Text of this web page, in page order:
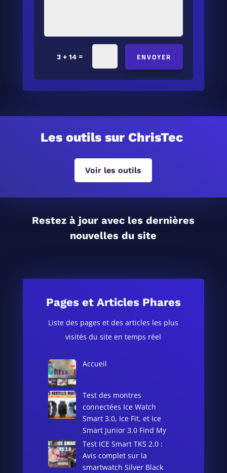
3 + 14= ENVOYER
Les outils sur ChrisTec
Voir les outils
Restez à jour avec les dernières
nouvelles du site
Pages et Articles Phares
Liste des pages et des articles les plus
visités du site en temps réel
Accueil
Test des montres
connectées Ice Watch
Smart 3.0, Ice Fit, et Ice
Smart Junior 3.0 Find My
Test ICE Smart TKS 2.0 :
Avis complet sur la
smartwatch Silver Black